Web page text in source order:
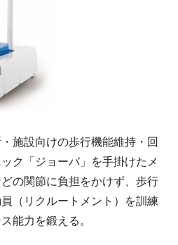
施設向けの歩行機能維持・回
ク「ジョーバ」を手掛けたメ
の関節に負担をかけず、歩行
（リクルートメント）を訓練
能力を鍛える。